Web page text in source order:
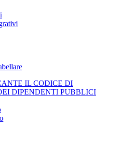
IL CODICE DI
DIPENDENTI PUBBLICI